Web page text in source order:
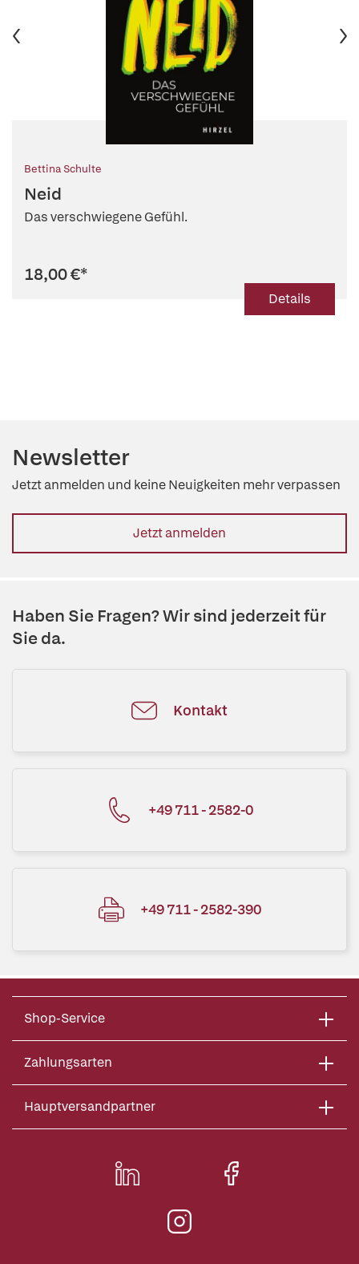
Bettina Schulte
Neid
Das verschwiegene Gefühl.
18,00 €*
Details
Newsletter
Jetzt anmelden und keine Neuigkeiten mehr verpassen
Jetzt anmelden
Haben Sie Fragen? Wir sind jederzeit für
Sie da.
Kontakt
+49 711 - 2582-0
+49 711 - 2582-390
Shop-Service
Zahlungsarten
Hauptversandpartner